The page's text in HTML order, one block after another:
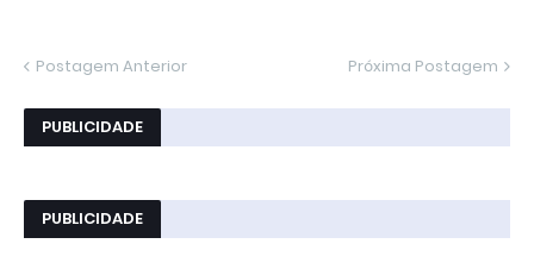
Postagem Anterior Próxima Postagem
PUBLICIDADE
PUBLICIDADE